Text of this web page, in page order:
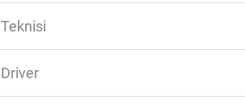
Teknisi
Driver